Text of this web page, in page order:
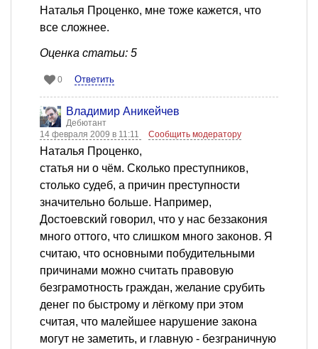
Наталья Проценко, мне тоже кажется, что
все сложнее.
Оценка статьи: 5
0 Ответить
Владимир Аникейчев
Дебютант
14 февраля 2009 в 11:11
Сообщить модератору
Наталья Проценко,
статья ни о чём. Сколько преступников,
столько судеб, а причин преступности
значительно больше. Например,
Достоевский говорил, что у нас беззакония
много оттого, что слишком много законов. Я
считаю, что основными побудительными
причинами можно считать правовую
безграмотность граждан, желание срубить
денег по быстрому и лёгкому при этом
считая, что малейшее нарушение закона
могут не заметить, и главную - безграничную